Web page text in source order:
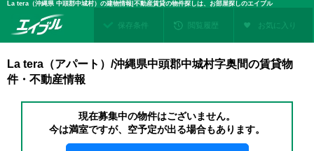
La tera（沖縄県 中頭郡中城村）の建物情報|不動産賃貸の物件探しは、お部屋探しのエイブル
保存条件 閲覧履歴 お気に入り
La tera（アパート）/沖縄県中頭郡中城村字奥間の賃貸物
件・不動産情報
現在募集中の物件はございません。
今は満室ですが、空予定が出る場合もあります。